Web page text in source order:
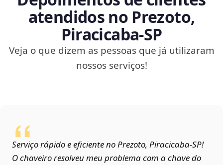
atendidos no Prezoto,
Piracicaba‑SP
Veja o que dizem as pessoas que já utilizaram
nossos serviços!
Serviço rápido e eficiente no Prezoto, Piracicaba‑SP!
O chaveiro resolveu meu problema com a chave do